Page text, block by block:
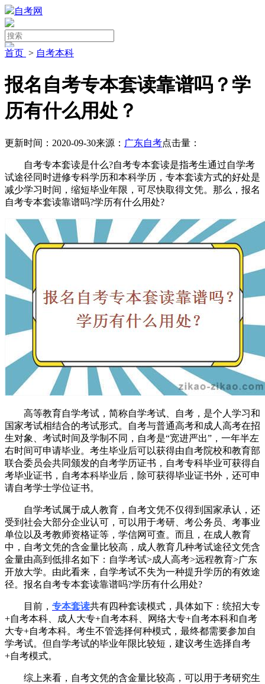
自考网
首页 > 自考本科
报名自考专本套读靠谱吗？学
历有什么用处？
更新时间：2020-09-30来源： 广东自考点击量：
自考专本套读是什么?自考专本套读是指考生通过自学考
试途径同时进修专科学历和本科学历，专本套读方式的好处是
减少学习时间，缩短毕业年限，可尽快取得文凭。那么，报名
自考专本套读靠谱吗?学历有什么用处?
高等教育自学考试，简称自学考试、自考，是个人学习和
国家考试相结合的考试形式。自考与普通高考和成人高考在招
生对象、考试时间及学制不同，自考是“宽进严出”，一年半左
右时间可申请毕业。考生毕业后可以获得由自考院校和教育部
联合委员会共同颁发的自考学历证书，自考专科毕业可获得自
考毕业证书，自考本科毕业后，除可获得毕业证书外，还可申
请自考学士学位证书。
自学考试属于成人教育，自考文凭不仅得到国家承认，还
受到社会大部分企业认可，可以用于考研、考公务员、考事业
单位以及考教师资格证等，学信网可查。而且，在成人教育
中，自考文凭的含金量比较高，成人教育几种考试途径文凭含
金量由高到低排名如下：自学考试>成人高考>远程教育>广东
开放大学。由此看来，自学考试不失为一种提升学历的有效途
径。报名自考专本套读靠谱吗?学历有什么用处?
目前， 专本套读共有四种套读模式，具体如下：统招大专
+自考本科、成人大专+自考本科、网络大专+自考本科和自考
大专+自考本科。考生不管选择何种模式，最终都需要参加自
学考试。但自学考试的毕业年限比较短，建议考生选择自考
+自考模式。
综上来看，自考文凭的含金量比较高，可以用于考研究生